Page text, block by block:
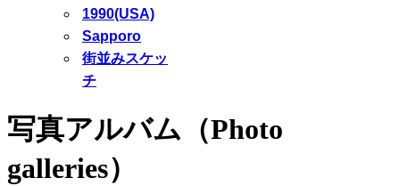
1990(USA)
Sapporo
街並みスケッ
チ
写真アルバム（Photo
galleries）